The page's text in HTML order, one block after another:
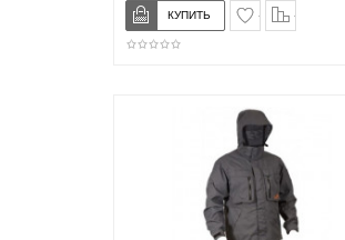
в закладки